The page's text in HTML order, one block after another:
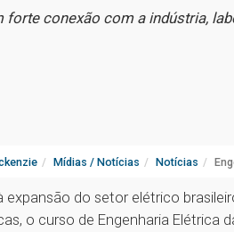
forte conexão com a indústria,
Mídias / Notícias Notícias
expansão do setor elétrico
o curso de Engenharia Elétrica